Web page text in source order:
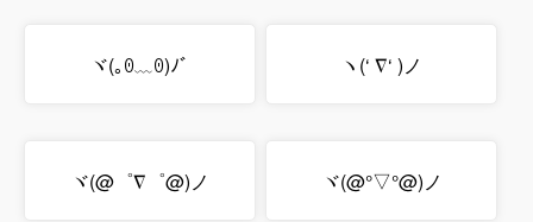
ヾ(｡ꏿ﹏ꏿ)ﾉﾞ ヽ(‘ ∇‘ )ノ
ヾ(@゜∇゜@)ノ ヾ(@°▽°@)ノ